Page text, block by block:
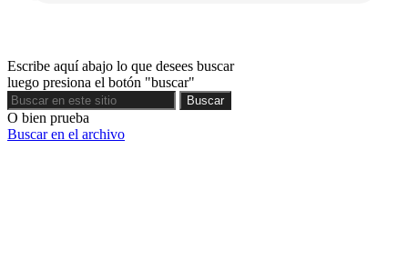
Escribe aquí abajo lo que desees buscar
luego presiona el botón "buscar"
Buscar
Buscar
O bien prueba
Buscar en el archivo